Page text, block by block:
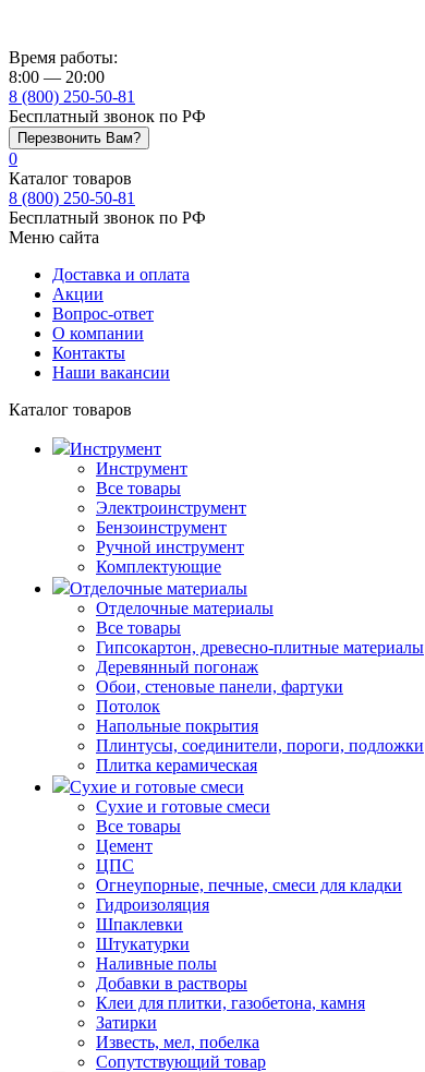
Время работы:
8:00 — 20:00
8 (800) 250-50-81
Бесплатный звонок по РФ
Перезвонить Вам?
0
Каталог товаров
8 (800) 250-50-81
Бесплатный звонок по РФ
Меню сайта
Доставка и оплата
Акции
Вопрос-ответ
О компании
Контакты
Наши вакансии
Каталог товаров
Инструмент
Инструмент
Все товары
Электроинструмент
Бензоинструмент
Ручной инструмент
Комплектующие
Отделочные материалы
Отделочные материалы
Все товары
Гипсокартон, древесно-плитные материалы
Деревянный погонаж
Обои, стеновые панели, фартуки
Потолок
Напольные покрытия
Плинтусы, соединители, пороги, подложки
Плитка керамическая
Сухие и готовые смеси
Сухие и готовые смеси
Все товары
Цемент
ЦПС
Огнеупорные, печные, смеси для кладки
Гидроизоляция
Шпаклевки
Штукатурки
Наливные полы
Добавки в растворы
Клеи для плитки, газобетона, камня
Затирки
Известь, мел, побелка
Сопутствующий товар